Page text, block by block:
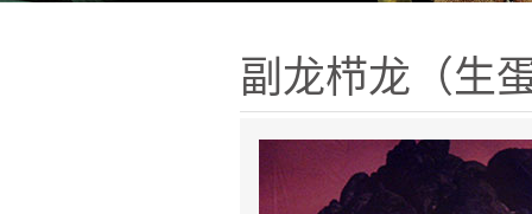
副龙栉龙（生